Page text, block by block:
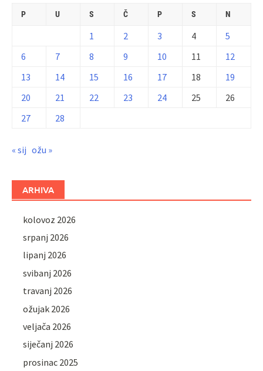
P U S Č P S N
1 2 3 4
5
6
7 8 9 10 11
12
13
14 15 16 17 18
19
20
21 22 23 24 25
26
27
28
« sij ožu »
ARHIVA
kolovoz 2026
srpanj 2026
lipanj 2026
svibanj 2026
travanj 2026
ožujak 2026
veljača 2026
siječanj 2026
prosinac 2025